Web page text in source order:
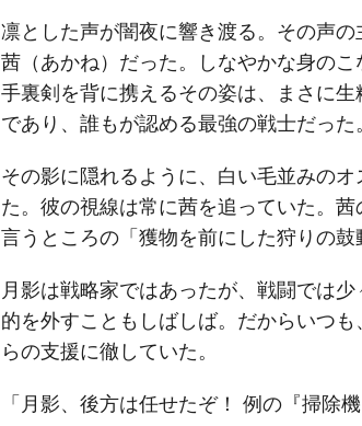
凛とした声が闇夜に響き渡る。その声
茜（あかね）だった。しなやかな身の
手裏剣を背に携えるその姿は、まさに
であり、誰もが認める最強の戦士だった
その影に隠れるように、白い毛並みの
た。彼の視線は常に茜を追っていた。
言うところの「獲物を前にした狩りの
月影は戦略家ではあったが、戦闘では
的を外すこともしばしば。だからいつ
らの支援に徹していた。
「月影、後方は任せたぞ！ 例の『掃除